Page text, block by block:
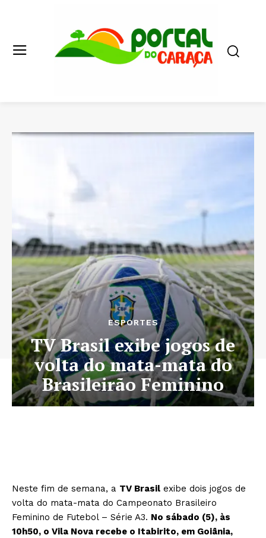
ESPORTES
TV Brasil exibe jogos de
volta do mata-mata do
Brasileirão Feminino
Neste fim de semana, a TV Brasil exibe dois jogos de
volta do mata-mata do Campeonato Brasileiro
Feminino de Futebol – Série A3. No sábado (5), às
10h50, o Vila Nova recebe o Itabirito, em Goiânia,